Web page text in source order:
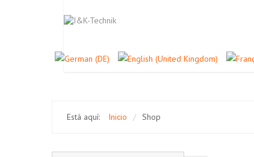
Está aquí: Inicio / Shop